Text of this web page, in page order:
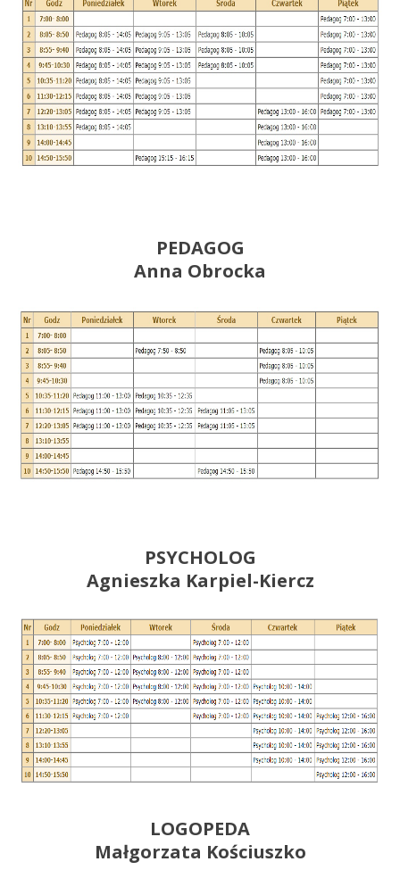
PEDAGOG
Anna Obrocka
PSYCHOLOG
Agnieszka Karpiel-Kiercz
LOGOPEDA
Małgorzata Kościuszko